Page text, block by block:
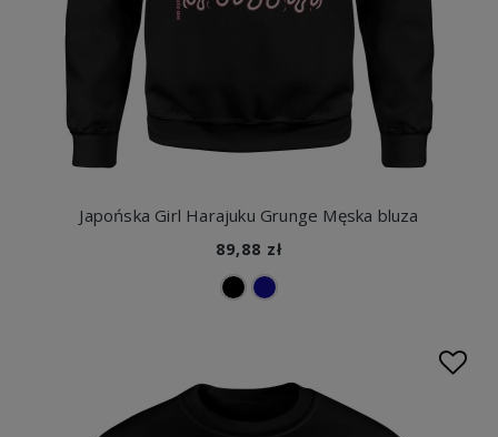
Japońska Girl Harajuku Grunge Męska bluza
89,88 zł